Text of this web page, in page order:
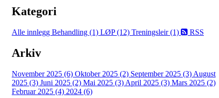
Kategori
Alle innlegg Behandling (1) LØP (12) Treningsleir (1) RSS
Arkiv
November 2025 (6) Oktober 2025 (2) September 2025 (3) August
2025 (3) Juni 2025 (2) Mai 2025 (3) April 2025 (3) Mars 2025 (2)
Februar 2025 (4) 2024 (6)